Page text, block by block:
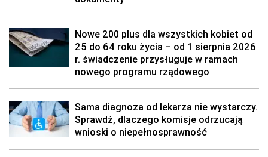
Nowe 200 plus dla wszystkich kobiet od
25 do 64 roku życia – od 1 sierpnia 2026
r. świadczenie przysługuje w ramach
nowego programu rządowego
Sama diagnoza od lekarza nie wystarczy.
Sprawdź, dlaczego komisje odrzucają
wnioski o niepełnosprawność